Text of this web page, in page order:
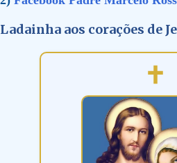
Ladainha aos corações de